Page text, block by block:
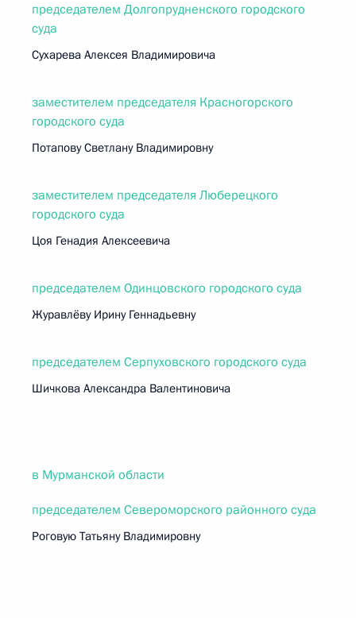
председателем Долгопрудненского городского
суда
Сухарева Алексея Владимировича
заместителем председателя Красногорского
городского суда
Потапову Светлану Владимировну
заместителем председателя Люберецкого
городского суда
Цоя Генадия Алексеевича
председателем Одинцовского городского суда
Журавлёву Ирину Геннадьевну
председателем Серпуховского городского суда
Шичкова Александра Валентиновича
в Мурманской области
председателем Североморского районного суда
Роговую Татьяну Владимировну